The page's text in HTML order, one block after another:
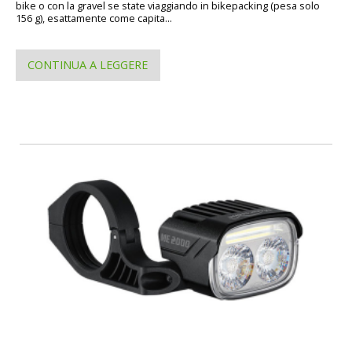
bike o con la gravel se state viaggiando in bikepacking (pesa solo
156 g), esattamente come capita...
CONTINUA A LEGGERE